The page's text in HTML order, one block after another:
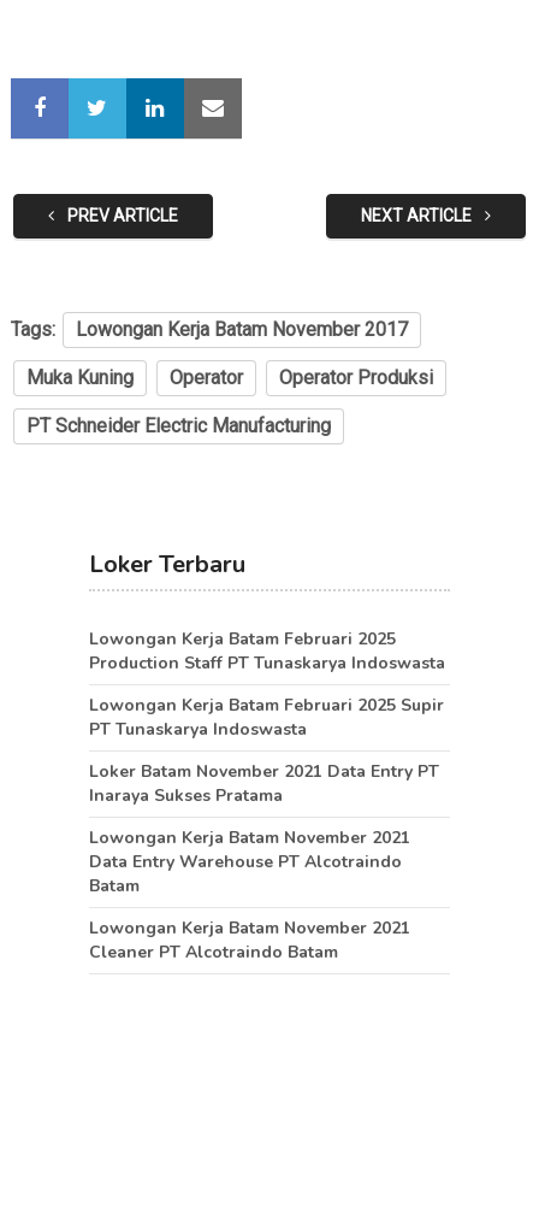
PREV ARTICLE NEXT ARTICLE
Tags: Lowongan Kerja Batam November 2017
Muka Kuning Operator Operator Produksi
PT Schneider Electric Manufacturing
Loker Terbaru
Lowongan Kerja Batam Februari 2025
Production Staff PT Tunaskarya Indoswasta
Lowongan Kerja Batam Februari 2025 Supir
PT Tunaskarya Indoswasta
Loker Batam November 2021 Data Entry PT
Inaraya Sukses Pratama
Lowongan Kerja Batam November 2021
Data Entry Warehouse PT Alcotraindo
Batam
Lowongan Kerja Batam November 2021
Cleaner PT Alcotraindo Batam